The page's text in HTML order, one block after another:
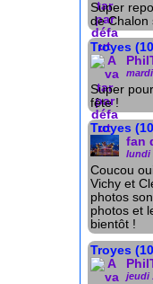
Super
de Chalon
Troyes
Super
fête !
Troyes
fan
lundi
Coucou
Vichy et
photos
photos et
bientôt !
Troyes
jeudi